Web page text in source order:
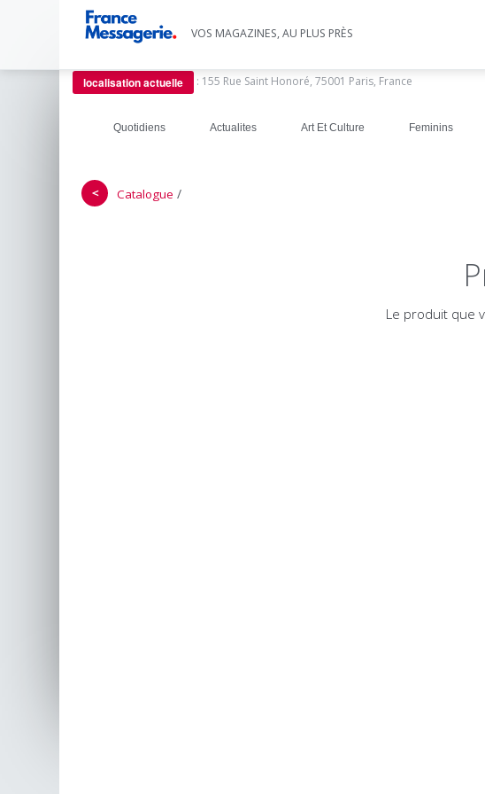
VOS MAGAZINES, AU PLUS PRÈS
localisation actuelle : 155 Rue Saint Honoré, 75001 Paris, France
Quotidiens Actualites Art Et Culture Feminins
＜ Catalogue /
Le produit que